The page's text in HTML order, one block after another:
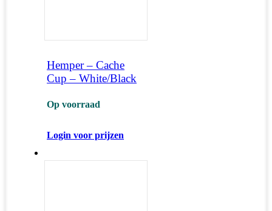
Hemper – Cache
Cup – White/Black
Op voorraad
Login voor prijzen